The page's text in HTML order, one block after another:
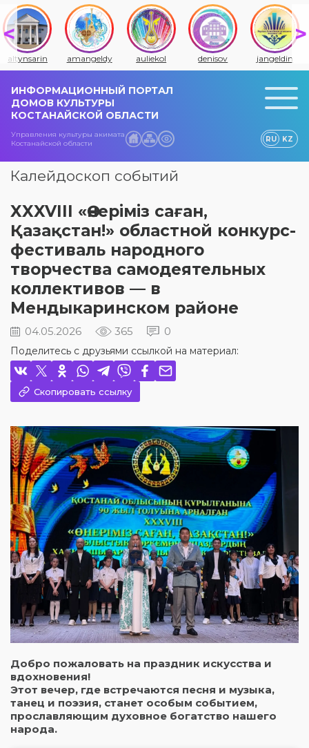
amangeldy auliekol denisov jangeldin jitiqara
ИНФОРМАЦИОННЫЙ ПОРТАЛ
ДОМОВ КУЛЬТУРЫ
КОСТАНАЙСКОЙ ОБЛАСТИ
Управления культуры акимата
Костанайской области
RU KZ
Калейдоскоп событий
XXXVIII «Өнеріміз саған,
Қазақстан!» областной конкурс-
фестиваль народного
творчества самодеятельных
коллективов — в
Мендыкаринском районе
04.05.2026 365 0
Поделитесь с друзьями ссылкой на материал:
Скопировать ссылку
Добро пожаловать на праздник искусства и
вдохновения!
Этот вечер, где встречаются песня и музыка,
танец и поэзия, станет особым событием,
прославляющим духовное богатство нашего
народа.